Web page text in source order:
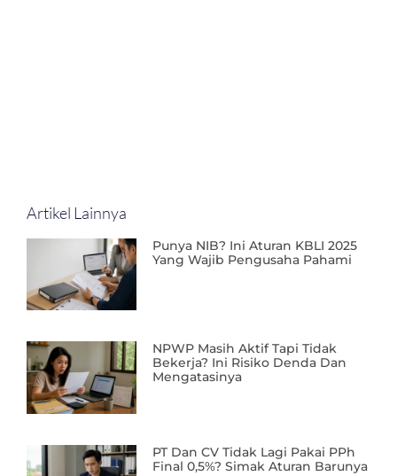
Artikel Lainnya
Punya NIB? Ini Aturan KBLI 2025
Yang Wajib Pengusaha Pahami
NPWP Masih Aktif Tapi Tidak
Bekerja? Ini Risiko Denda Dan
Mengatasinya
PT Dan CV Tidak Lagi Pakai PPh
Final 0,5%? Simak Aturan Barunya